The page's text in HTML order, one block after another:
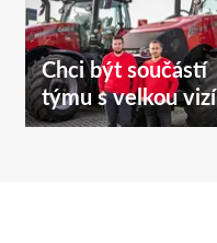
Chci být součástí
týmu s velkou vizí